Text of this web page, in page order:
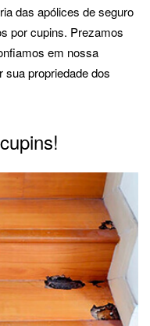
das apólices de seguro
por cupins. Prezamos
em nossa
sua propriedade dos